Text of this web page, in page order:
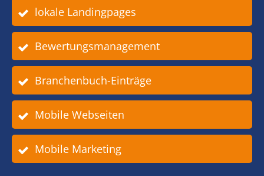
lokale Landingpages
Bewertungsmanagement
Branchenbuch-Einträge
Mobile Webseiten
Mobile Marketing